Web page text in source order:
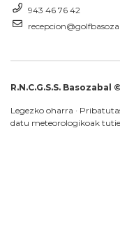
943 46 76 42
R.N.C.G.S.S. Basozabal
Legezko oharra ·
datu meteorologikoak